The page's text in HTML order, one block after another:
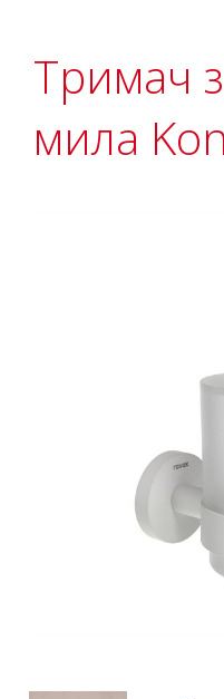
Тримач
мила